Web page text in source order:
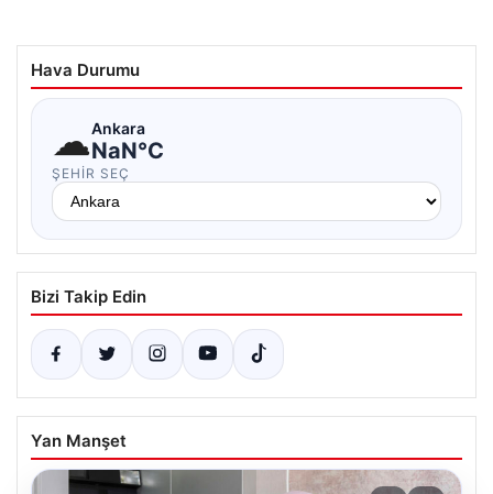
Hava Durumu
☁Ankara
NaN°C
ŞEHIR SEÇ
Bizi Takip Edin
Yan Manşet